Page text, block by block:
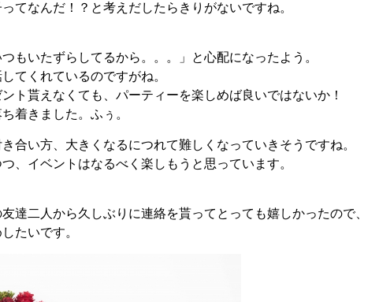
てなんだ！？と考えだしたらきりがないですね。
もいたずらしてるから。。。」と心配になったよう。
てくれているのですがね。
ト貰えなくても、パーティーを楽しめば良いではないか！
着きました。ふぅ。
合い方、大きくなるにつれて難しくなっていきそうですね。
、イベントはなるべく楽しもうと思っています。
達二人から久しぶりに連絡を貰ってとっても嬉しかったので、
たいです。